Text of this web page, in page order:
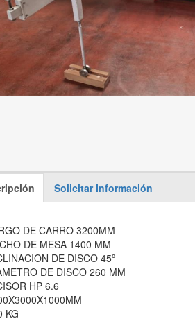
Solicitar Información
DE CARRO 3200MM
DE MESA 1400 MM
DE DISCO 45º
DE DISCO 260 MM
HP 6.6
KG